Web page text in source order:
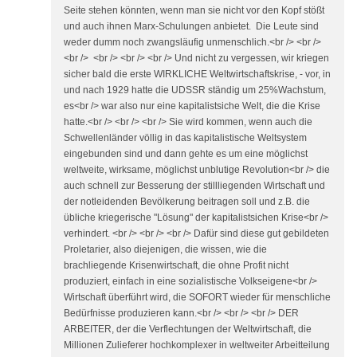
Seite stehen könnten, wenn man sie nicht vor den Kopf stößt
und auch ihnen Marx-Schulungen anbietet. Die Leute sind
weder dumm noch zwangsläufig unmenschlich.<br /> <br />
<br /> <br /> <br /> <br /> Und nicht zu vergessen, wir kriegen
sicher bald die erste WIRKLICHE Weltwirtschaftskrise, - vor, in
und nach 1929 hatte die UDSSR ständig um 25%Wachstum,
es<br /> war also nur eine kapitalistsiche Welt, die die Krise
hatte.<br /> <br /> <br /> Sie wird kommen, wenn auch die
Schwellenländer völlig in das kapitalistische Weltsystem
eingebunden sind und dann gehte es um eine möglichst
weltweite, wirksame, möglichst unblutige Revolution<br /> die
auch schnell zur Besserung der stillliegenden Wirtschaft und
der notleidenden Bevölkerung beitragen soll und z.B. die
übliche kriegerische "Lösung" der kapitalistsichen Krise<br />
verhindert. <br /> <br /> <br /> Dafür sind diese gut gebildeten
Proletarier, also diejenigen, die wissen, wie die
brachliegende Krisenwirtschaft, die ohne Profit nicht
produziert, einfach in eine sozialistische Volkseigene<br />
Wirtschaft überführt wird, die SOFORT wieder für menschliche
Bedürfnisse produzieren kann.<br /> <br /> <br /> DER
ARBEITER, der die Verflechtungen der Weltwirtschaft, die
Millionen Zulieferer hochkomplexer in weltweiter Arbeitteilung